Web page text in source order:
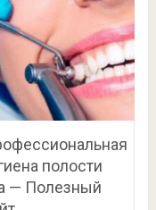
полости
— Полезный